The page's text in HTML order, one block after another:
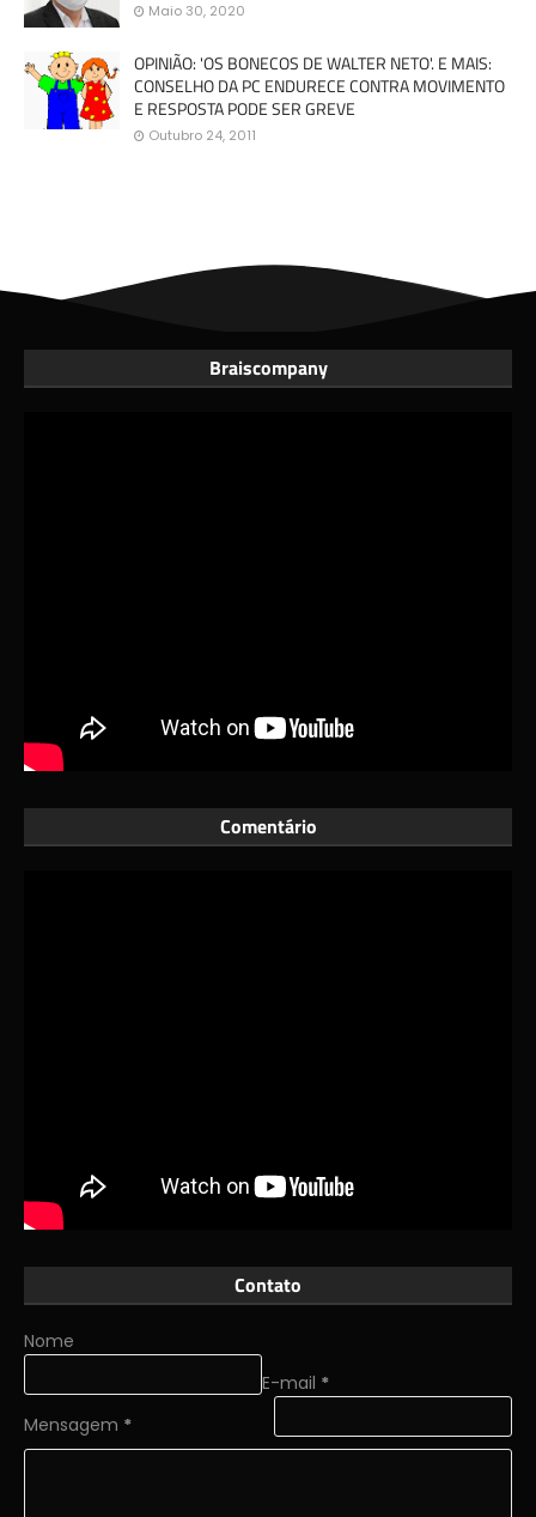
Maio 30, 2020
OPINIÃO: 'OS BONECOS DE WALTER NETO'. E MAIS:
CONSELHO DA PC ENDURECE CONTRA MOVIMENTO
E RESPOSTA PODE SER GREVE
Outubro 24, 2011
Braiscompany
Comentário
Contato
Nome
E-mail *
Mensagem *